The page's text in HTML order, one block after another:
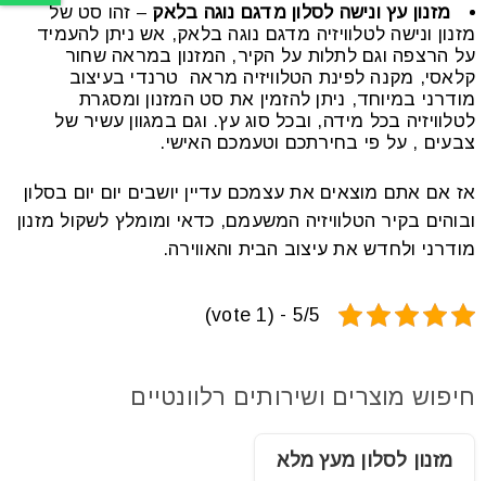
מזנון עץ ונישה לסלון מדגם נוגה בלאק – זהו סט של
מזנון ונישה לטלוויזיה מדגם נוגה בלאק, אש ניתן להעמיד
על הרצפה וגם לתלות על הקיר, המזנון במראה שחור
קלאסי, מקנה לפינת הטלוויזיה מראה טרנדי בעיצוב
מודרני במיוחד, ניתן להזמין את סט המזנון ומסגרת
לטלוויזיה בכל מידה, ובכל סוג עץ. וגם במגוון עשיר של
צבעים , על פי בחירתכם וטעמכם האישי.
אז אם אתם מוצאים את עצמכם עדיין יושבים יום יום בסלון
ובוהים בקיר הטלוויזיה המשעמם, כדאי ומומלץ לשקול מזנון
מודרני ולחדש את עיצוב הבית והאווירה.
5/5 - (1 vote)
חיפוש מוצרים ושירותים רלוונטיים
מזנון לסלון מעץ מלא